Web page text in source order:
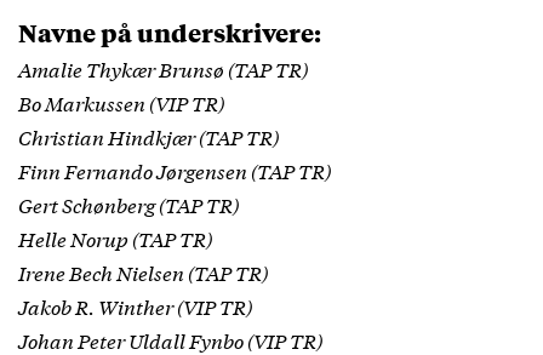
Navne på underskrivere:
Amalie Thykær Brunsø (TAP TR)
Bo Markussen (VIP TR)
Christian Hindkjær (TAP TR)
Finn Fernando Jørgensen (TAP TR)
Gert Schønberg (TAP TR)
Helle Norup (TAP TR)
Irene Bech Nielsen (TAP TR)
Jakob R. Winther (VIP TR)
Johan Peter Uldall Fynbo (VIP TR)